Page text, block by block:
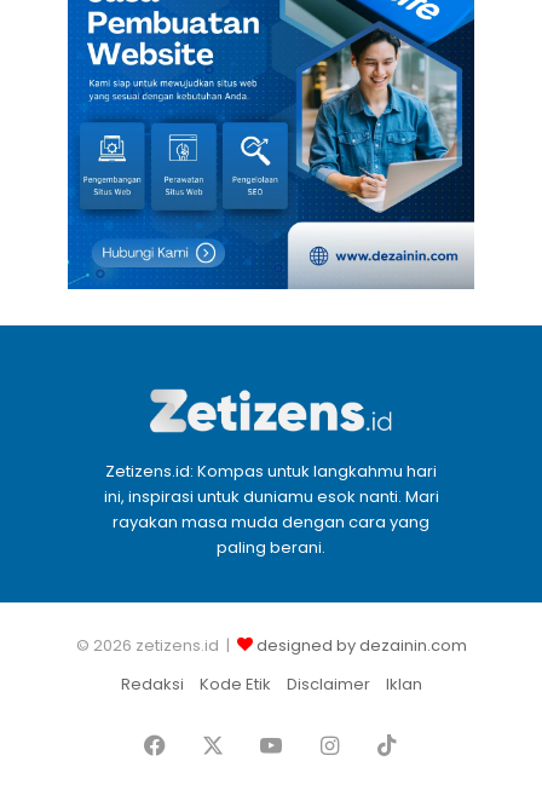
Zetizens.id: Kompas untuk langkahmu hari
ini, inspirasi untuk duniamu esok nanti. Mari
rayakan masa muda dengan cara yang
paling berani.
© 2026 zetizens.id |
designed by dezainin.com
Redaksi
Kode Etik Disclaimer Iklan
Facebook YouTubeInstagram